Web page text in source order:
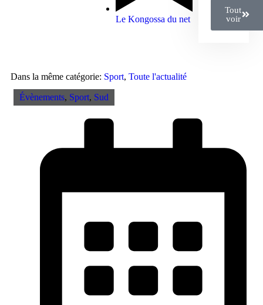
Le Kongossa du net
Tout
voir
Dans la même catégorie: Sport, Toute l'actualité
Évènements, Sport, Sud